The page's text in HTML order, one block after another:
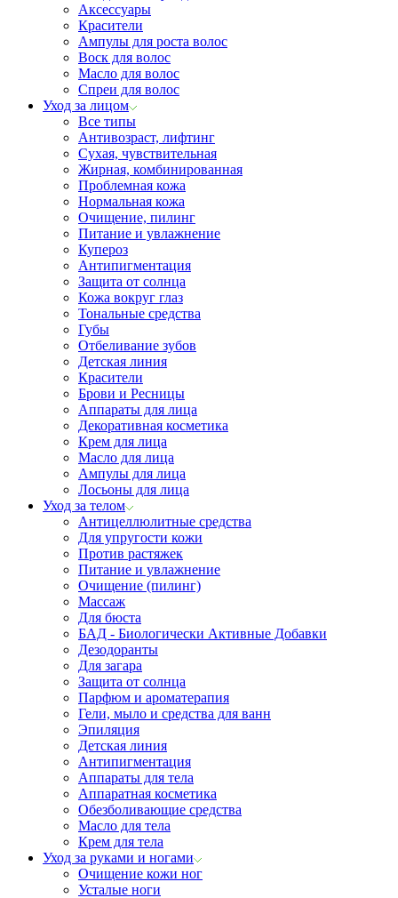
Аксессуары
Красители
Ампулы для роста волос
Воск для волос
Масло для волос
Спреи для волос
Уход за лицом
Все типы
Антивозраст, лифтинг
Сухая, чувствительная
Жирная, комбинированная
Проблемная кожа
Нормальная кожа
Очищение, пилинг
Питание и увлажнение
Купероз
Антипигментация
Защита от солнца
Кожа вокруг глаз
Тональные средства
Губы
Отбеливание зубов
Детская линия
Красители
Брови и Ресницы
Аппараты для лица
Декоративная косметика
Крем для лица
Масло для лица
Ампулы для лица
Лосьоны для лица
Уход за телом
Антицеллюлитные средства
Для упругости кожи
Против растяжек
Питание и увлажнение
Очищение (пилинг)
Массаж
Для бюста
БАД - Биологически Активные Добавки
Дезодоранты
Для загара
Защита от солнца
Парфюм и ароматерапия
Гели, мыло и средства для ванн
Эпиляция
Детская линия
Антипигментация
Аппараты для тела
Аппаратная косметика
Обезболивающие средства
Масло для тела
Крем для тела
Уход за руками и ногами
Очищение кожи ног
Усталые ноги